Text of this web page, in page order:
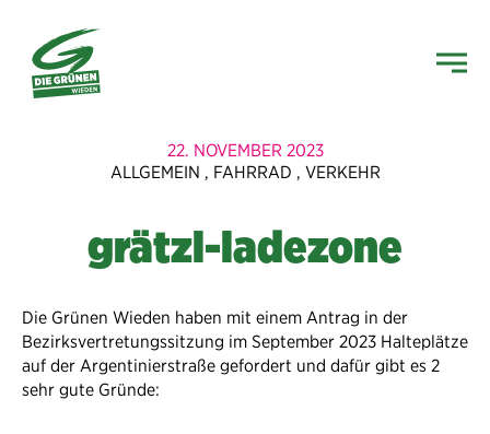
22. NOVEMBER 2023
ALLGEMEIN , FAHRRAD , VERKEHR
grätzl-ladezone
Die Grünen Wieden haben mit einem Antrag in der
Bezirksvertretungssitzung im September 2023 Halteplätze
auf der Argentinierstraße gefordert und dafür gibt es 2
sehr gute Gründe: